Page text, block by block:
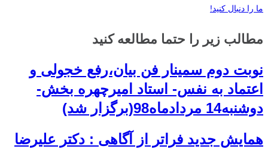
ما را دنبال کنید!
مطالب زیر را حتما مطالعه کنید
نوبت دوم سمینار فن بیان،رفع خجولی و
اعتماد به نفس- استاد امیرچهره بخش-
دوشنبه14 مردادماه98(برگزار شد)
همایش جدید فراتر از آگاهی : دکتر علیرضا